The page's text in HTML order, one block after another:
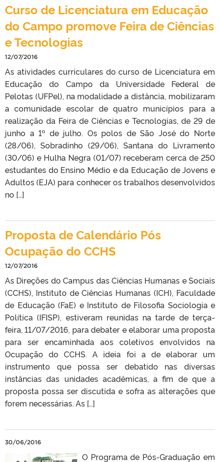
Curso de Licenciatura em Educação
do Campo promove Feira de Ciências
e Tecnologias
12/07/2016
As atividades curriculares do curso de Licenciatura em
Educação do Campo da Universidade Federal de
Pelotas (UFPel), na modalidade a distância, mobilizaram
a comunidade escolar de quatro municípios para a
realização da Feira de Ciências e Tecnologias, de 29 de
junho a 1º de julho. Os polos de São José do Norte
(28/06), Sobradinho (29/06), Santana do Livramento
(30/06) e Hulha Negra (01/07) receberam cerca de 250
estudantes do Ensino Médio e da Educação de Jovens e
Adultos (EJA) para conhecer os trabalhos desenvolvidos
no […]
Proposta de Calendário Pós
Ocupação do CCHS
12/07/2016
As Direções do Campus das Ciências Humanas e Sociais
(CCHS), Instituto de Ciências Humanas (ICH), Faculdade
de Educação (FaE) e Instituto de Filosofia Sociologia e
Política (IFISP), estiveram reunidas na tarde de terça-
feira, 11/07/2016, para debater e elaborar uma proposta
para ser encaminhada aos coletivos envolvidos na
Ocupação do CCHS. A ideia foi a de elaborar um
instrumento que possa ser debatido nas diversas
instâncias das unidades acadêmicas, a fim de que a
proposta possa ser discutida e sofra as alterações que
forem necessárias. As […]
30/06/2016
O Programa de Pós-Graduação em